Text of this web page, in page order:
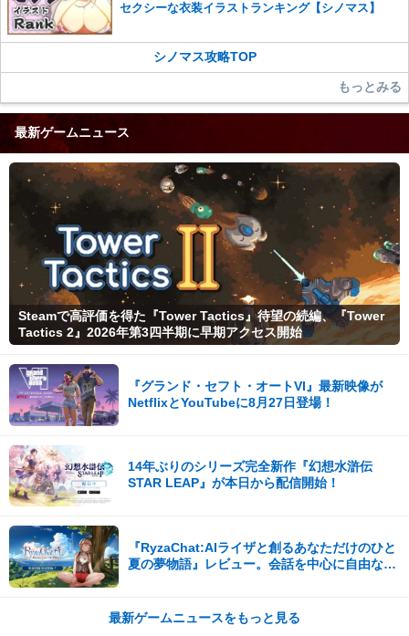
セクシーな衣装イラストランキング【シノマス】
シノマス攻略TOP
もっとみる
最新ゲームニュース
Steamで高評価を得た『Tower Tactics』待望の続編、『Tower
Tactics 2』2026年第3四半期に早期アクセス開始
『グランド・セフト・オートVI』最新映像が
NetflixとYouTubeに8月27日登場！
14年ぶりのシリーズ完全新作『幻想水滸伝
STAR LEAP』が本日から配信開始！
『RyzaChat:AIライザと創るあなただけのひと
夏の夢物語』レビュー。会話を中心に自由な冒
最新ゲームニュースをもっと見る